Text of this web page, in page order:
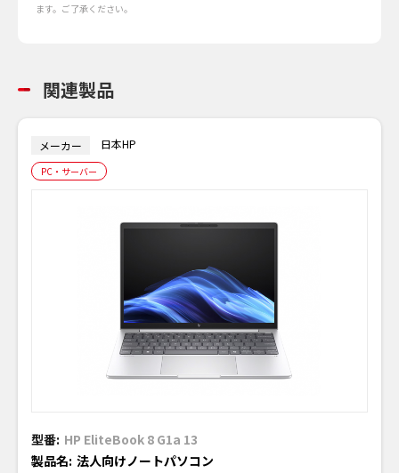
ます。ご了承ください。
関連製品
メーカー 日本HP
PC・サーバー
型番: HP EliteBook 8 G1a 13
製品名: 法人向けノートパソコン